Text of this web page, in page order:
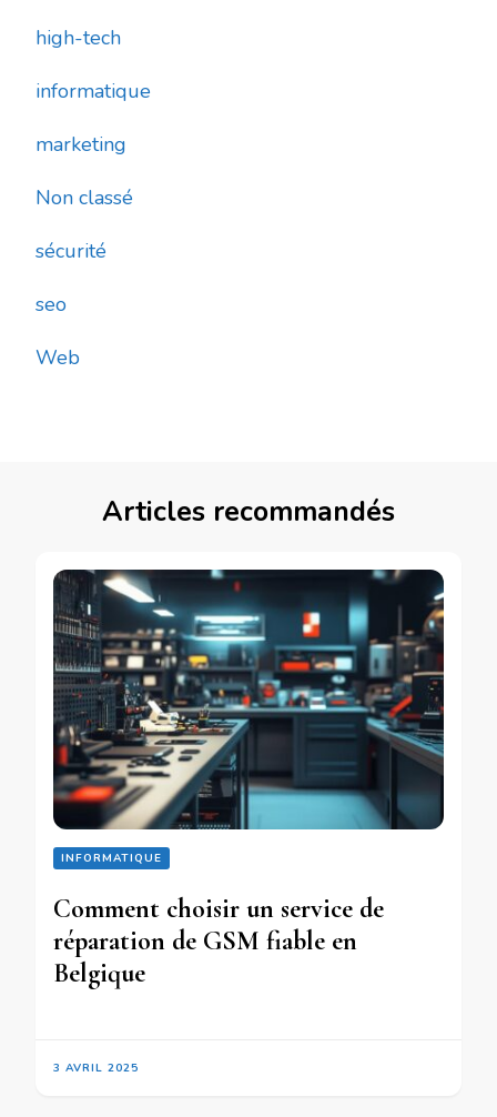
high-tech
informatique
marketing
Non classé
sécurité
seo
Web
Articles recommandés
INFORMATIQUE
Comment choisir un service de
réparation de GSM fiable en
Belgique
3 AVRIL 2025